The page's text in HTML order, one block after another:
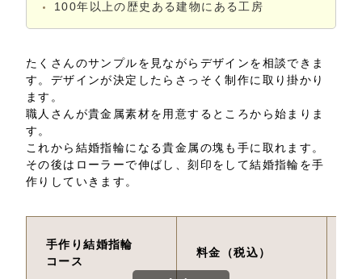
100年以上の歴史ある建物にある工房
たくさんのサンプルを見ながらデザインを相談できま
す。デザインが決定したらさっそく制作に取り掛かり
ます。
職人さんが貴金属素材を用意するところから始まりま
す。
これから結婚指輪になる貴金属の塊も手に取れます。
その後はローラーで伸ばし、刻印をして結婚指輪を手
作りしていきます。
手作り結婚指輪
コース
料金（税込）